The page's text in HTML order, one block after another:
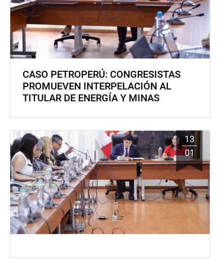
CASO PETROPERÚ: CONGRESISTAS
PROMUEVEN INTERPELACIÓN AL
TITULAR DE ENERGÍA Y MINAS
13
01